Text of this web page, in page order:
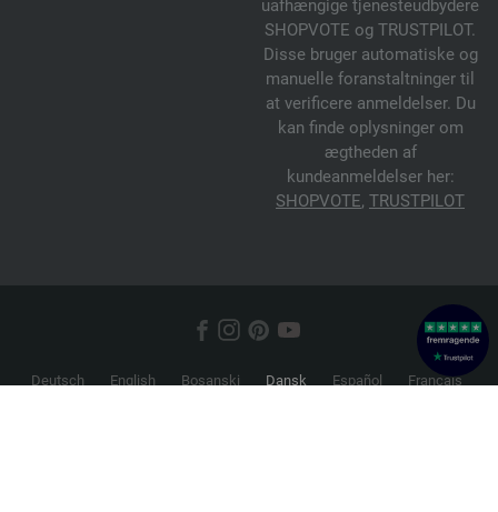
uafhængige tjenesteudbydere
SHOPVOTE og TRUSTPILOT.
Disse bruger automatiske og
manuelle foranstaltninger til
at verificere anmeldelser. Du
kan finde oplysninger om
ægtheden af
kundeanmeldelser her:
SHOPVOTE, TRUSTPILOT
Deutsch English Bosanski Dansk Español
Français